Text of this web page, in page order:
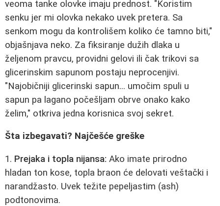
veoma tanke olovke imaju prednost. "Koristim
senku jer mi olovka nekako uvek pretera. Sa
senkom mogu da kontrolišem koliko će tamno biti,"
objašnjava neko. Za fiksiranje dužih dlaka u
željenom pravcu, providni gelovi ili čak trikovi sa
glicerinskim sapunom postaju neprocenjivi.
"Najobičniji glicerinski sapun... umočim spuli u
sapun pa lagano počešljam obrve onako kako
želim," otkriva jedna korisnica svoj sekret.
Šta izbegavati? Najčešće greške
1. Prejaka i topla nijansa: Ako imate prirodno
hladan ton kose, topla braon će delovati veštački i
narandžasto. Uvek težite pepeljastim (ash)
podtonovima.